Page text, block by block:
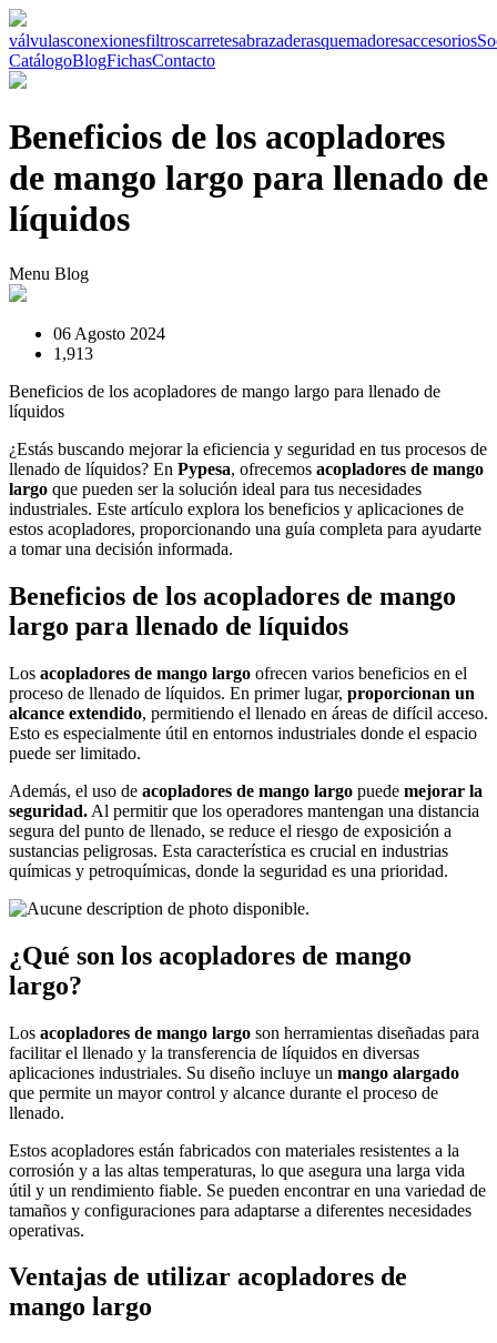
válvulasconexionesfiltroscarretesabrazaderasquemadoresaccesorios
CatálogoBlogFichasContacto
Beneficios de los acopladores
de mango largo para llenado de
líquidos
Menu Blog
06 Agosto 2024
1,913
Beneficios de los acopladores de mango largo para llenado de
líquidos
¿Estás buscando mejorar la eficiencia y seguridad en tus procesos de
llenado de líquidos? En Pypesa, ofrecemos acopladores de mango
largo que pueden ser la solución ideal para tus necesidades
industriales. Este artículo explora los beneficios y aplicaciones de
estos acopladores, proporcionando una guía completa para ayudarte
a tomar una decisión informada.
Beneficios de los acopladores de mango
largo para llenado de líquidos
Los acopladores de mango largo ofrecen varios beneficios en el
proceso de llenado de líquidos. En primer lugar, proporcionan un
alcance extendido, permitiendo el llenado en áreas de difícil acceso.
Esto es especialmente útil en entornos industriales donde el espacio
puede ser limitado.
Además, el uso de acopladores de mango largo puede mejorar la
seguridad. Al permitir que los operadores mantengan una distancia
segura del punto de llenado, se reduce el riesgo de exposición a
sustancias peligrosas. Esta característica es crucial en industrias
químicas y petroquímicas, donde la seguridad es una prioridad.
¿Qué son los acopladores de mango
largo?
Los acopladores de mango largo son herramientas diseñadas para
facilitar el llenado y la transferencia de líquidos en diversas
aplicaciones industriales. Su diseño incluye un mango alargado
que permite un mayor control y alcance durante el proceso de
llenado.
Estos acopladores están fabricados con materiales resistentes a la
corrosión y a las altas temperaturas, lo que asegura una larga vida
útil y un rendimiento fiable. Se pueden encontrar en una variedad de
tamaños y configuraciones para adaptarse a diferentes necesidades
operativas.
Ventajas de utilizar acopladores de
mango largo